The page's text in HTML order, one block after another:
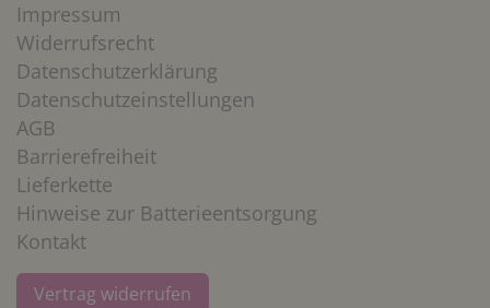
Impressum
Widerrufsrecht
Datenschutzerklärung
Datenschutzeinstellungen
AGB
Barrierefreiheit
Lieferkette
Hinweise zur Batterieentsorgung
Kontakt
Vertrag widerrufen